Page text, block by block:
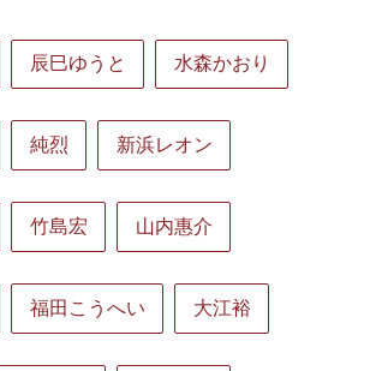
辰巳ゆうと 水森かおり
純烈 新浜レオン
竹島宏 山内惠介
福田こうへい 大江裕